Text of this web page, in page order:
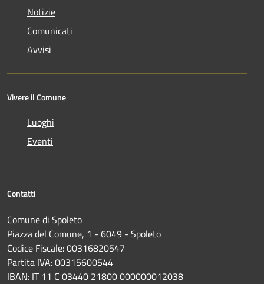
Notizie
Comunicati
Avvisi
Vivere il Comune
Luoghi
Eventi
Contatti
Comune di Spoleto
Piazza del Comune, 1 - 6049 - Spoleto
Codice Fiscale: 00316820547
Partita IVA: 00315600544
IBAN: IT 11 C 03440 21800 000000012038